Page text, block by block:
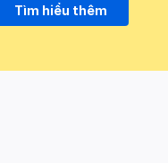
Tìm hiểu thêm